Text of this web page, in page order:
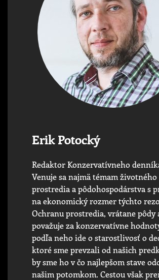
Erik Potocký
Redaktor Konzervatívneho
Venuje sa najmä témam životného
prostredia a pôdohospodárstva s
na ekonomický rozmer týchto
Ochranu prostredia, vrátane pôdy
považuje za konzervatívne
podľa neho ide o starostlivosť o
ktoré sme prevzali od našich
by sme ho v čo najlepšom stave
našim potomkom. Cestou však